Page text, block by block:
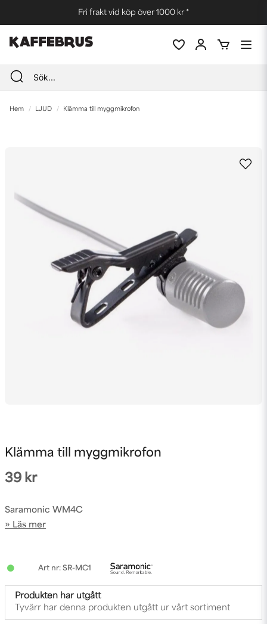
Fri frakt vid köp över 1000 kr *
Hem LJUD Klämma till myggmikrofon
Klämma till myggmikrofon
39 kr
Saramonic WM4C
Läs mer
SR-MC1
Produkten har utgått
Tyvärr har denna produkten utgått ur vårt sortiment